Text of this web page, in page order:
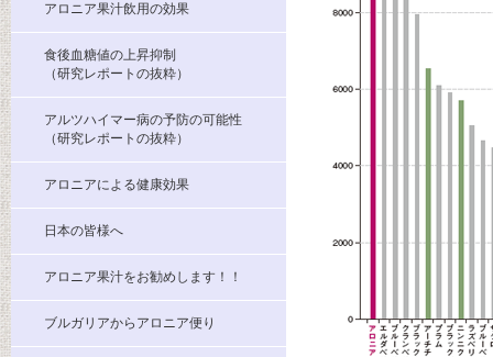
アロニア果汁飲用の効果
食後血糖値の上昇抑制
（研究レポートの抜粋）
アルツハイマー病の予防の可能性
（研究レポートの抜粋）
アロニアによる健康効果
日本の皆様へ
アロニア果汁をお勧めします！！
ブルガリアからアロニア便り